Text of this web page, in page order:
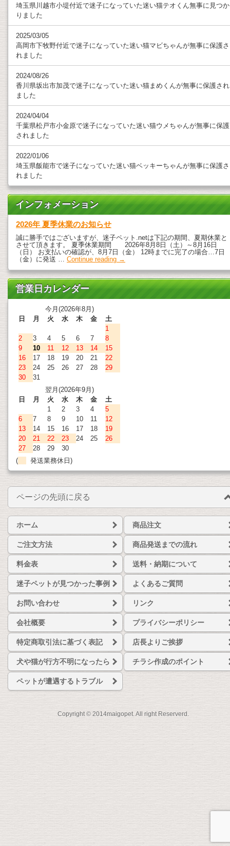
埼玉県川越市小堤付近で迷子になっていた迷い猫テオくん無事に見つか
りました
2025/03/05
高岡市下牧野付近で迷子になっていた迷い猫マビちゃんが無事に保護さ
れました
2024/08/26
香川県坂出市加茂で迷子になっていた迷い猫まめくんが無事に保護され
ました
2024/04/04
千葉県松戸市小金原で迷子になっていた迷い猫ウメちゃんが無事に保護
されました
2022/01/06
埼玉県飯能市で迷子になっていた迷い猫ベッキーちゃんが無事に保護さ
れました
インフォメーション
2026年 夏季休業のお知らせ
誠に勝手ではございますが、迷子ペット.netは下記の期間、夏期休業と
させて頂きます。 夏季休業期間 2026年8月8日（土）～8月16日
（日） お支払いの確認が、8月7日（金） 12時までに完了の場合…7日
（金）に発送 … Continue reading →
営業日カレンダー
今月(2026年8月)
日
月 火 水 木 金
土
1
2
3 4 5 6 7
8
9
10 11 12 13 14
15
16
17 18 19 20 21
22
23
24 25 26 27 28
29
30
31
翌月(2026年9月)
日
月 火 水 木 金
土
1
2 3 4
5
6
7 8 9 10 11
12
13
14 15 16 17 18
19
20
21 22 23 24 25
26
27
28 29
30
(
発送業務休日)
ページの先頭に戻る
ホーム 商品注文
ご注文方法 商品発送までの流れ
料金表 送料・納期について
迷子ペットが見つかった事例 よくあるご質問
お問い合わせ リンク
会社概要 プライバシーポリシー
特定商取引法に基づく表記 店長よりご挨拶
犬や猫が行方不明になったら チラシ作成のポイント
ペットが遭遇するトラブル
Copyright © 2014maigopet. All right Reserverd.